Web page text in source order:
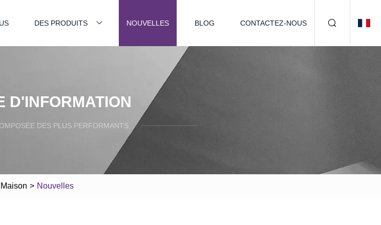
DES PRODUITS NOUVELLES BLOG CONTACTEZ-NOUS
D'INFORMATION
DES PLUS PERFORMANTS.
Maison > Nouvelles